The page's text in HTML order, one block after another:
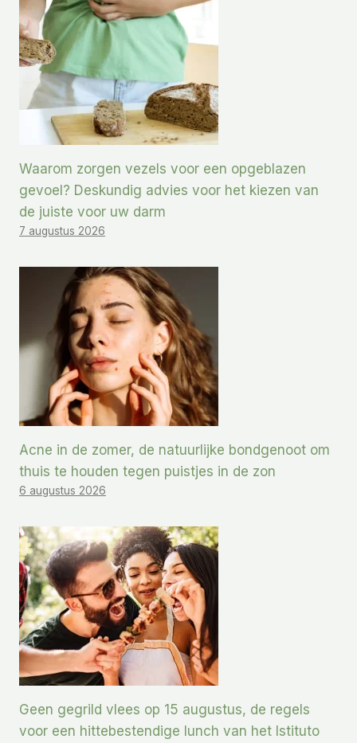
Waarom zorgen vezels voor een opgeblazen
gevoel? Deskundig advies voor het kiezen van
de juiste voor uw darm
7 augustus 2026
Acne in de zomer, de natuurlijke bondgenoot om
thuis te houden tegen puistjes in de zon
6 augustus 2026
Geen gegrild vlees op 15 augustus, de regels
voor een hittebestendige lunch van het Istituto